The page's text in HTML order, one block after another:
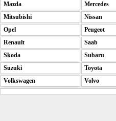
Mazda
Mercedes
Mitsubishi
Nissan
Opel
Peugeot
Renault
Saab
Skoda
Subaru
Suzuki
Toyota
Volkswagen
Volvo